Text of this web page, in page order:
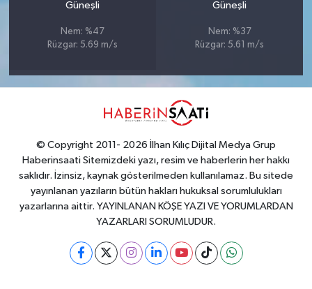
Güneşli
Nem: %47
Rüzgar: 5.69 m/s
Güneşli
Nem: %37
Rüzgar: 5.61 m/s
© Copyright 2011- 2026 İlhan Kılıç Dijital Medya Grup
Haberinsaati Sitemizdeki yazı, resim ve haberlerin her hakkı
saklıdır. İzinsiz, kaynak gösterilmeden kullanılamaz. Bu sitede
yayınlanan yazıların bütün hakları hukuksal sorumlulukları
yazarlarına aittir. YAYINLANAN KÖŞE YAZI VE YORUMLARDAN
YAZARLARI SORUMLUDUR.